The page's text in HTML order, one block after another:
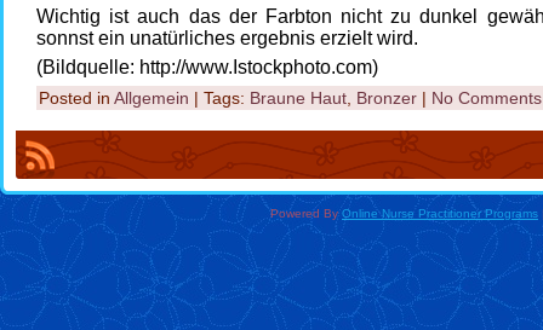
Wichtig ist auch das der Farbton nicht zu dunkel
sonnst ein unatürliches ergebnis erzielt wird.
(Bildquelle: http://www.Istockphoto.com)
Posted in Allgemein | Tags: Braune Haut Bronzer | No
Powered ByOnline Nurse Practitioner Programs